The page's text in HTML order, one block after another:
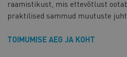
raamistikust, mis ettevõtlust
praktilised sammud muutuste
TOIMUMISE AEG JA KOHT